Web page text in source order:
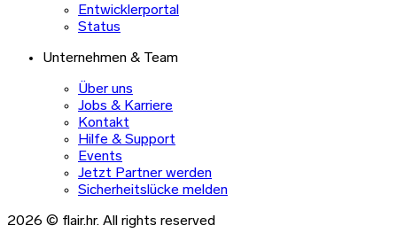
Entwicklerportal
Status
Unternehmen & Team
Über uns
Jobs & Karriere
Kontakt
Hilfe & Support
Events
Jetzt Partner werden
Sicherheitslücke melden
2026 © flair.hr. All rights reserved